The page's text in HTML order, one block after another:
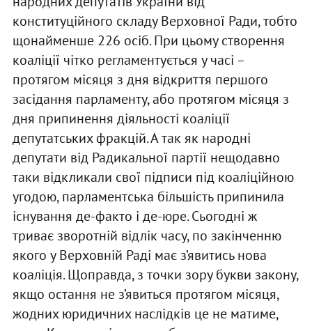
конституційного складу Верховної Ради, тобто
щонайменше 226 осіб. При цьому створення
коаліції чітко регламентується у часі –
протягом місяця з дня відкриття першого
засідання парламенту, або протягом місяця з
дня припинення діяльності коаліції
депутатських фракцій. А так як народні
депутати від Радикальної партії нещодавно
таки відкликали свої підписи під коаліційною
угодою, парламентська більшість припинила
існування де-факто і де-юре. Сьогодні ж
триває зворотній відлік часу, по закінченню
якого у Верховній Раді має з’явитись нова
коаліція. Щоправда, з точки зору букви закону,
якщо остання не з’явиться протягом місяця,
жодних юридичних наслідків це не матиме,